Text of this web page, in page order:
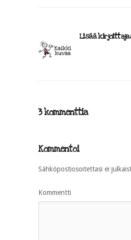
Lisää
3 kommenttia
Kommentoi
Sähköpostiosoitettasi ei
Kommentti